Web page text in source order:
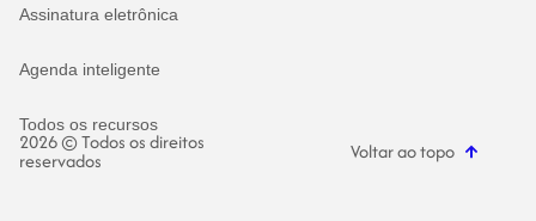
Assinatura eletrônica
Agenda inteligente
Todos os recursos
2026 © Todos os direitos
reservados Voltar ao topo